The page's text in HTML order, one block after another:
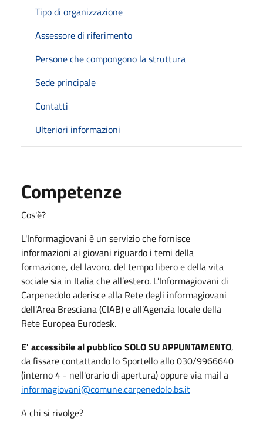
Tipo di organizzazione
Assessore di riferimento
Persone che compongono la struttura
Sede principale
Contatti
Ulteriori informazioni
Competenze
Cos'è?
L'Informagiovani è un servizio che fornisce
informazioni ai giovani riguardo i temi della
formazione, del lavoro, del tempo libero e della vita
sociale sia in Italia che all’estero. L’Informagiovani di
Carpenedolo aderisce alla Rete degli informagiovani
dell'Area Bresciana (CIAB) e all’Agenzia locale della
Rete Europea Eurodesk.
E' accessibile al pubblico SOLO SU APPUNTAMENTO,
da fissare contattando lo Sportello allo 030/9966640
(interno 4 - nell'orario di apertura) oppure via mail a
informagiovani@comune.carpenedolo.bs.it
A chi si rivolge?